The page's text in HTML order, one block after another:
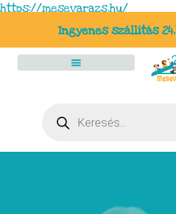
https://mesevarazs.hu/
Ingyenes szállítás